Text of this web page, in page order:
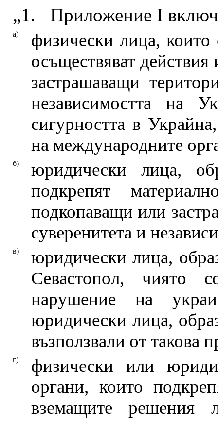
„1. Приложение I
а)
физически лица, които
осъществяват
застрашаващи
независимостта на
сигурността в
на международните
б)
юридически лица,
подкрепят
подкопаващи или
суверенитета и
в)
юридически лица,
Севастопол, чиято
нарушение на
юридически лица,
възползвали от такова
г)
физически или
органи, които
вземащите решения